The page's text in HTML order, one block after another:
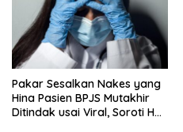
Pakar Sesalkan Nakes yang
Hina Pasien BPJS Mutakhir
Ditindak usai Viral, Soroti Hal